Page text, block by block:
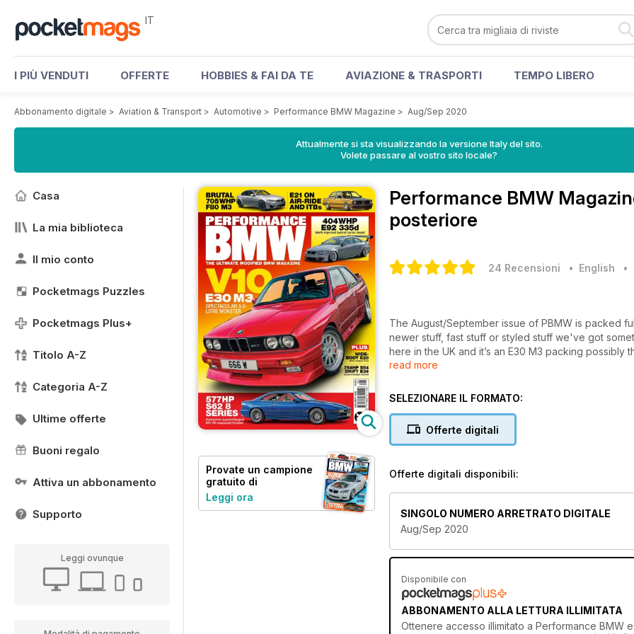
IT
I PIÙ VENDUTI OFFERTE HOBBIES & FAI DA TE AVIAZIONE & TRASPORTI TEMPO LIBERO
Abbonamento digitale > Aviation & Transport > Automotive > Performance BMW Magazine > Aug/Sep 2020
Attualmente si sta visualizzando la versione Italy del sito.
Volete passare al vostro sito locale?
Casa
La mia biblioteca
Il mio conto
Pocketmags Puzzles
Pocketmags Plus+
Titolo A-Z
Categoria A-Z
Ultime offerte
Buoni regalo
Attiva un abbonamento
Supporto
Leggi ovunque
Provate un campione
gratuito di
Performance BMW
Leggi ora
Performance BMW
posteriore
24 Recensioni • English •
The August/September issue of PBMW is packed
newer stuff, fast stuff or styled stuff we've got
here in the UK and it’s an E30 M3 packing possibly
While the swap itself is absolutely insane, the rest
It’s not the only engine-swapped machine lurking
one makes up for any lack of E31 content by
an E36 drifter for you that’s powered by an
while we’re on the subject of wide-bodies, we’ve
machine isn’t just about looks as it’s packing twin
insane. We’ve also got a gorgeous air-ride E21
read more
SELEZIONARE IL FORMATO:
Offerte digitali
Offerte digitali disponibili:
SINGOLO NUMERO ARRETRATO DIGITALE
Aug/Sep 2020
Disponibile con
ABBONAMENTO ALLA LETTURA ILLIMITATA
Ottenere accesso illimitato a Performance BMW